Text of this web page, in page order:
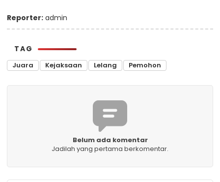
Reporter: admin
TAG
Juara Kejaksaan Lelang Pemohon
Belum ada komentar
Jadilah yang pertama berkomentar.